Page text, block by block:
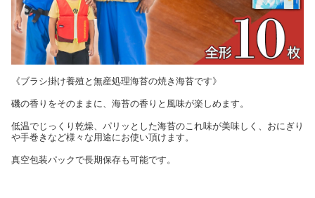
《ブラシ掛け養殖と無産処理海苔の焼き海苔です》
磯の香りをそのままに、海苔の香りと風味が楽しめます。
低温でじっくり乾燥、パリッとした海苔のこれ味が美味しく、おにぎり
や手巻きなど様々な用途にお使い頂けます。
真空包装パックで長期保存も可能です。